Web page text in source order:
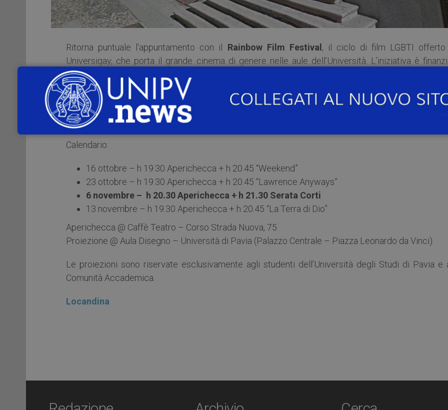
Ritorna puntuale l’appuntamento con il Rainbow Film Festival , il ciclo di film LGBTI offerto
Universigay, che porta il grande cinema di genere nelle aule dell’Università. L’iniziativa è
dall’Università di Pavia per la promozione delle attività culturali e ricreative degli studenti.
Quest’anno arricchito da una serata dedicata ai cortometraggi.
Come sempre appuntamento per un aperitivo favoloso al Caffè Teatro prima della proiezione.
Calendario:
16 ottobre – h 19.30 Aperichecca + h 20.45 “Weekend”
23 ottobre – h 19.30 Aperichecca + h 20.45 “Lawrence Anyways”
6 novembre – h 20.30 Aperichecca + h 21.30 Serata Corti
13 novembre – h 19.30 Aperichecca + h 20.45 “La Terra di Dio”
Aperichecca @ Caffè Teatro – Corso Strada Nuova, 75
Proiezione @ Aula Disegno – Università di Pavia (Palazzo Centrale – Piazza Leonardo da Vinci)
Le proiezioni sono riservate esclusivamente agli studenti dell’Università degli Studi di Pavia e
Comunità Accademica.
Locandina